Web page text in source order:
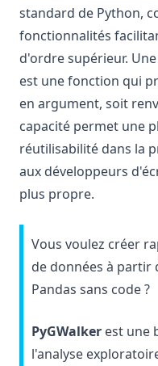
standard de Python,
fonctionnalités
d'ordre supérieur.
est une fonction qui
en argument, soit
capacité permet une
réutilisabilité dans la
aux développeurs
plus propre.
Vous voulez créer
de données à partir
Pandas sans code ?
PyGWalker est une
l'analyse